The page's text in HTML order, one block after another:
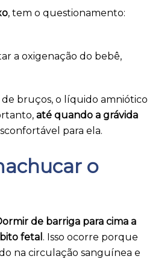
, tem o questionamento:
a oxigenação do bebê,
bruços, o líquido amniótico
até quando a grávida
para ela.
o
de barriga para cima a
fetal . Isso ocorre porque
na circulação sanguínea e